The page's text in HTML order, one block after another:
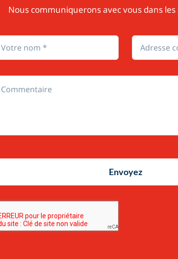
Nous communiquerons avec vous dans
Envoyez